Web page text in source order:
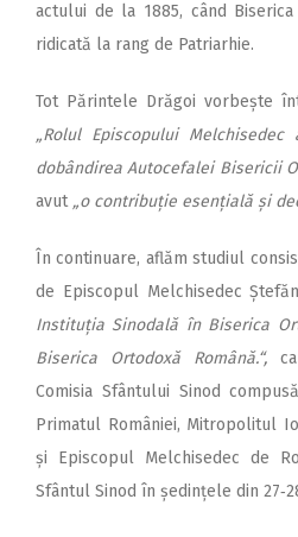
actului de la 1885, când
ridicată la rang de Pa­triarhie.
Tot Părintele Drăgoi vorbește
„Rolul Episcopului
dobândirea Autocefalei Bisericii
avut„o contribuție esențială și
În continuare, aflăm studiul
de Episcopul Mel­­chisedec
In­sti­tuția Sinodală în Biserica
Biserica Ortodoxă Română.“,
Comisia Sfântului Sinod
Primatul României, Mitropolitul
și Episcopul Melchisedec de
Sfântul Sinod în ședințele din